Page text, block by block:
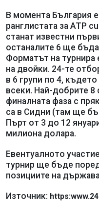
В момента България
ранглистата за ATP
станат известни
останалите 6 ще
Форматът на турнира
на двойки. 24-те
в 6 групи по 4,
всеки. Най-добрите 8
финалната фаза с
са в Сидни (там ще
Пърт от 3 до 12
милиона долара.
Евентуалното
турнир ще бъде
позициите на
Източник: